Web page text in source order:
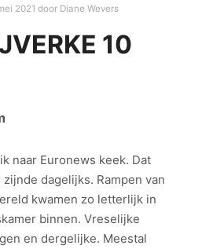
2021 door Diane Wevers
10
naar Euronews keek. Dat
dagelijks. Rampen van
kwamen zo letterlijk in
binnen. Vreselijke
en dergelijke. Meestal